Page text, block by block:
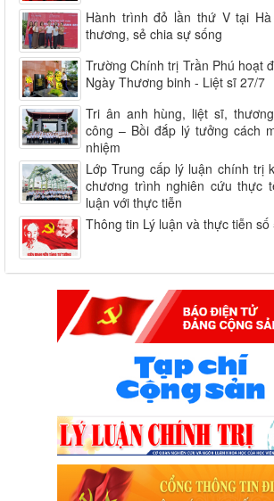
Hành trình đỏ lần thứ V tại
thương, sẻ chia sự sống
Trường Chính trị Trần Phú hoạt
Ngày Thương binh - Liệt sĩ 27/7
Tri ân anh hùng, liệt sĩ,
công – Bồi đắp lý tưởng cách
nhiệm
Lớp Trung cấp lý luận chính trị
chương trình nghiên cứu thực
luận với thực tiễn
Thông tin Lý luận và thực tiễn số